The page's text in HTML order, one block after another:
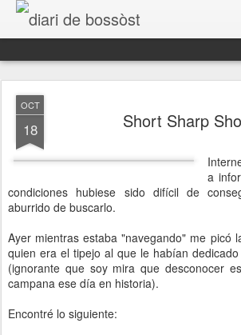
diari de bossòst
Aguest ei des d'aué eth mèn espaci de reflexions personaus, era banda
OCT
18 Short Sharp
a
condiciones hubiese sido difícil de
aburrido de buscarlo.
Ayer mientras estaba "navegando" me picó
quien era el tipejo al que le habían
(ignorante que soy mira que desconocer
campana ese día en historia).
Encontré lo siguiente: